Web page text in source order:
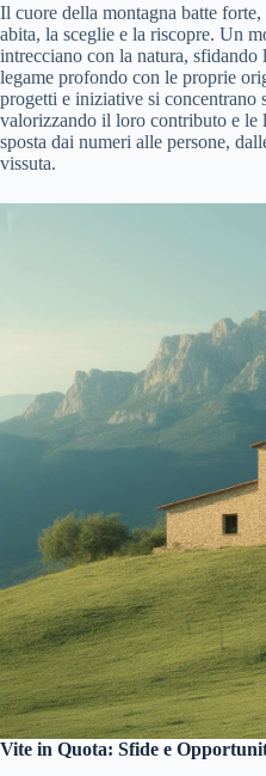
Il cuore della montagna batte
abita, la sceglie e la riscopre. Un
intrecciano con la natura, sfidando
legame profondo con le proprie
progetti e iniziative si concentrano
valorizzando il loro contributo e le
sposta dai numeri alle persone,
vissuta.
Vite in Quota: Sfide e